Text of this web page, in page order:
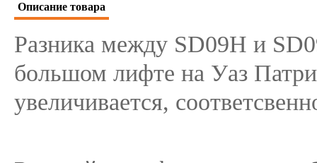
Описание товара
Разника между SD09H и
большом лифте на Уаз
увеличивается,